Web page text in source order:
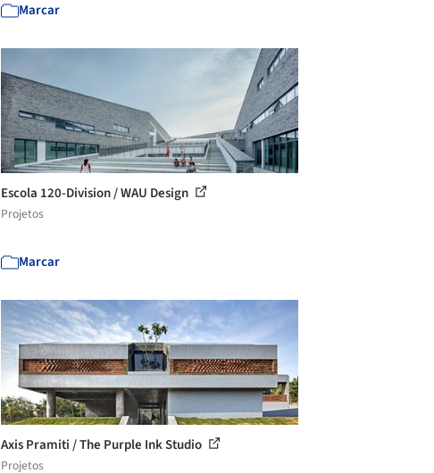
Marcar
Escola 120-Division / WAU Design
Projetos
Marcar
Axis Pramiti / The Purple Ink Studio
Projetos